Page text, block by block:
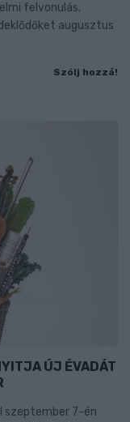
felvonulás,
augusztus
Szólj hozzá!
ÚJ ÉVADÁT
szeptember 7-én